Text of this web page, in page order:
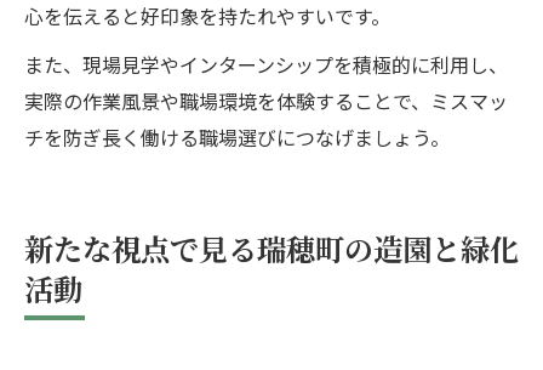
心を伝えると好印象を持たれやすいです。
また、現場見学やインターンシップを積極的に利用し、
実際の作業風景や職場環境を体験することで、ミスマッ
チを防ぎ長く働ける職場選びにつなげましょう。
新たな視点で見る瑞穂町の造園と緑化
活動